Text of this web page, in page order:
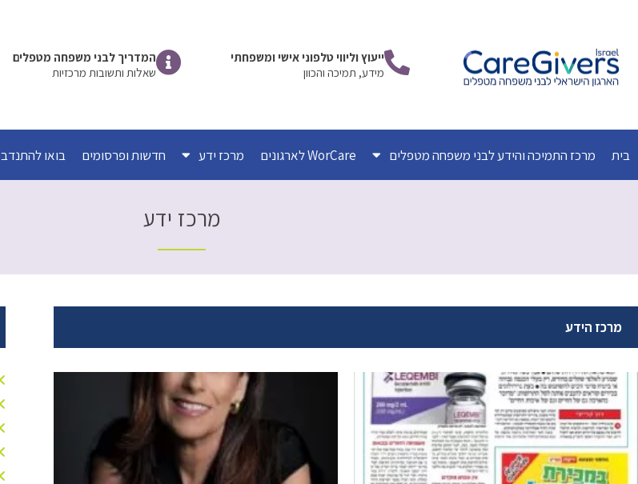
ייעוץ וליווי טלפוני אישי ומשפחתי
מידע, תמיכה והכוון
המדריך לבני משפחה מטפלים
שאלות ותשובות מרכזיות
בית מרכז התמיכה והידע לבני משפחה מטפלים WorCare לארגונים מרכז ידע חדשות ופרסומים בואו להתנדב
מרכז ידע
מרכז הידע
עמודעמודעמודעמודעמוד עמוד